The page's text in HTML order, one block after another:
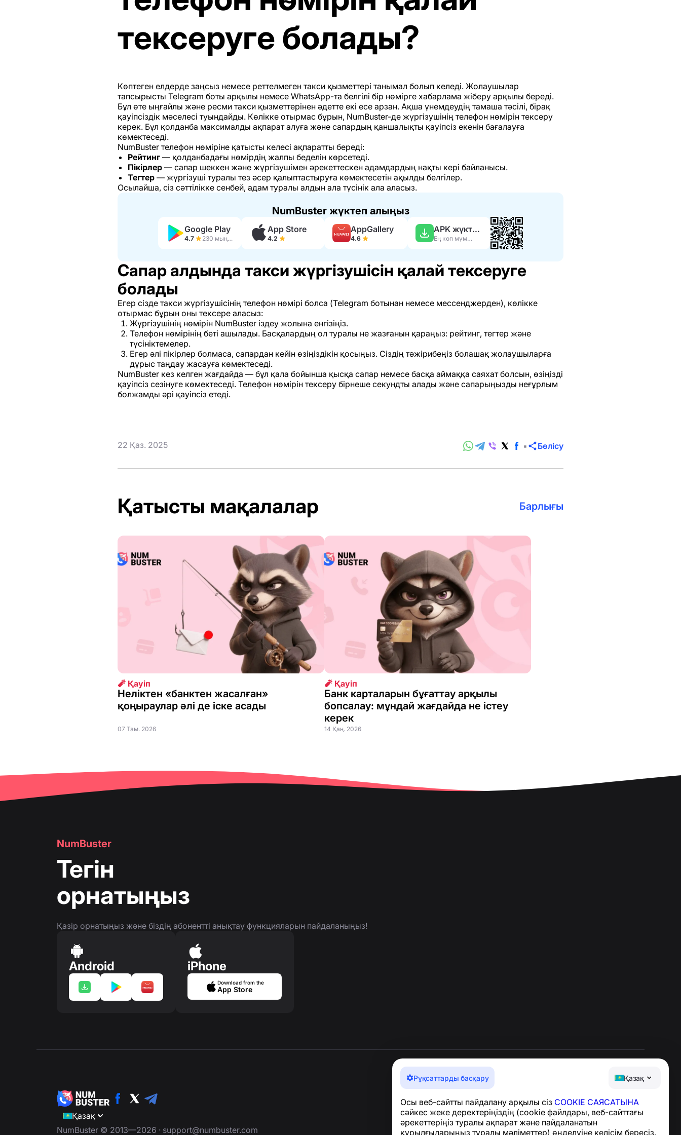
Рұқсаттарды басқару Қазақ
Осы веб-сайтты пайдалану арқылы сіз COOKIE САЯСАТЫНА
сәйкес жеке деректеріңіздің (cookie файлдары, веб-сайттағы
әрекеттеріңіз туралы ақпарат және пайдаланатын
құрылғыларыңыз туралы мәліметтер) өңделуіне келісім бересіз.
тексеруге болады?
Көптеген елдерде заңсыз немесе реттелмеген такси қызметтері танымал болып келеді. Жолаушылар
тапсырысты Telegram боты арқылы немесе WhatsApp-та белгілі бір нөмірге хабарлама жіберу арқылы береді.
Бұл өте ыңғайлы және ресми такси қызметтерінен әдетте екі есе арзан. Ақша үнемдеудің тамаша тәсілі, бірақ
қауіпсіздік мәселесі туындайды. Көлікке отырмас бұрын, NumBuster-де жүргізушінің телефон нөмірін тексеру
керек. Бұл қолданба максималды ақпарат алуға және сапардың қаншалықты қауіпсіз екенін бағалауға
көмектеседі.
NumBuster телефон нөміріне қатысты келесі ақпаратты береді:
Рейтинг — қолданбадағы нөмірдің жалпы беделін көрсетеді.
Пікірлер — сапар шеккен және жүргізушімен әрекеттескен адамдардың нақты кері байланысы.
Тегтер — жүргізуші туралы тез әсер қалыптастыруға көмектесетін ақылды белгілер.
Осылайша, сіз сәттілікке сенбей, адам туралы алдын ала түсінік ала аласыз.
NumBuster жүктеп алыңыз
Google Play
4.7 230 мың пікір
App Store
4.2
AppGallery
4.6
APK жүктеп алу
Ең көп мүмкіндіктер
Сапар алдында такси жүргізушісін қалай тексеруге
болады
Егер сізде такси жүргізушісінің телефон нөмірі болса (Telegram ботынан немесе мессенджерден), көлікке
отырмас бұрын оны тексере аласыз:
Жүргізушінің нөмірін NumBuster іздеу жолына енгізіңіз.
Телефон нөмірінің беті ашылады. Басқалардың ол туралы не жазғанын қараңыз: рейтинг, тегтер және
түсініктемелер.
Егер әлі пікірлер болмаса, сапардан кейін өзіңіздікін қосыңыз. Сіздің тәжірибеңіз болашақ жолаушыларға
дұрыс таңдау жасауға көмектеседі.
NumBuster кез келген жағдайда — бұл қала бойынша қысқа сапар немесе басқа аймаққа саяхат болсын, өзіңізді
қауіпсіз сезінуге көмектеседі. Телефон нөмірін тексеру бірнеше секундты алады және сапарыңызды неғұрлым
болжамды әрі қауіпсіз етеді.
22 Қаз. 2025 Бөлісу
Қатысты мақалалар Барлығы
🧨 Қауіп
Неліктен «банктен жасалған»
қоңыраулар әлі де іске асады
07 Там. 2026
🧨 Қауіп
Банк карталарын бұғаттау арқылы
бопсалау: мұндай жағдайда не істеу
керек
14 Қаң. 2026
NumBuster
Тегін
орнатыңыз
Қазір орнатыңыз және біздің абонентті анықтау функцияларын пайдаланыңыз!
Android iPhone
Download from the
App Store
Қазақ
NumBuster © 2013—2026 · support@numbuster.com
Жаңалықтар мен
мақалалар
Жоба туралы